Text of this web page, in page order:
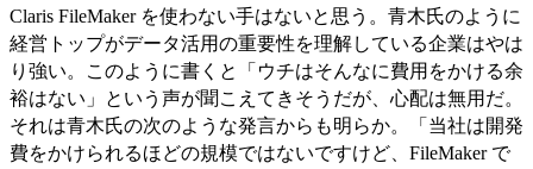
Claris FileMaker を使わない手はないと思う。青木氏のように
経営トップがデータ活用の重要性を理解している企業はやは
り強い。このように書くと「ウチはそんなに費用をかける余
裕はない」という声が聞こえてきそうだが、心配は無用だ。
それは青木氏の次のような発言からも明らか。「当社は開発
費をかけられるほどの規模ではないですけど、FileMaker で